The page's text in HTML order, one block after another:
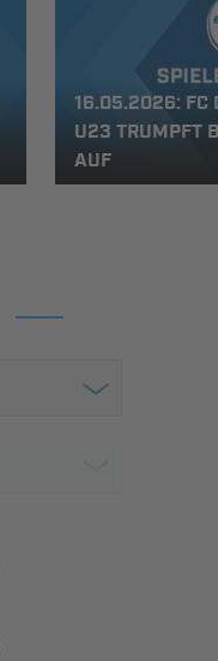
16.05.2026: FC
U23 TRUMPFT
AUF